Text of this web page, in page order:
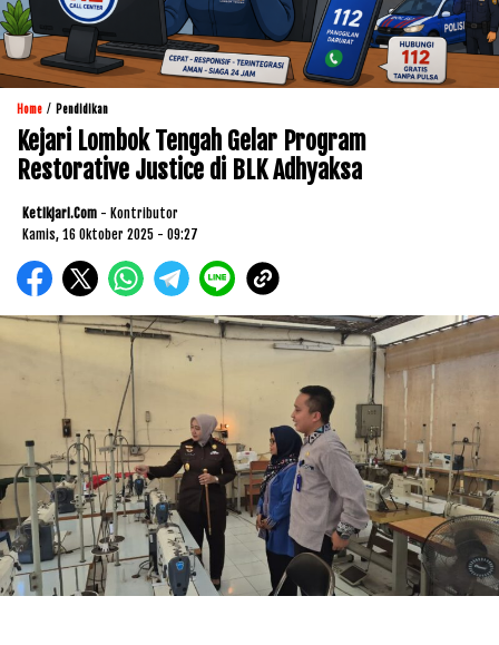
Home / Pendidikan
Kejari Lombok Tengah Gelar Program
Restorative Justice di BLK Adhyaksa
Ketikjari.com - Kontributor
Kamis, 16 Oktober 2025 - 09:27